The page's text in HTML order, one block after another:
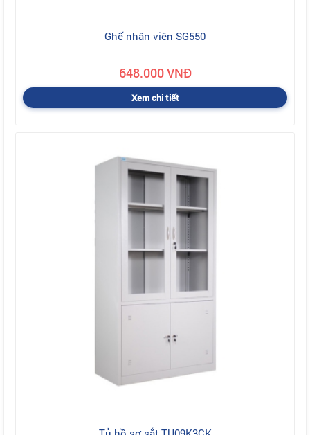
Ghế nhân viên SG550
648.000 VNĐ
Xem chi tiết